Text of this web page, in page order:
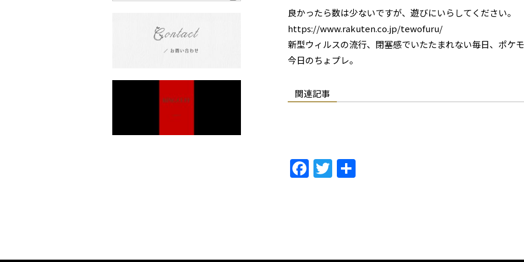
良かったら数は少ないですが、遊びにいらしてください。
https://www.rakuten.co.jp/tewofuru/
新型ウィルスの流行、閉塞感でいたたまれない毎日、ポケ
今日のちょプレ。
関連記事
F
a
T
w